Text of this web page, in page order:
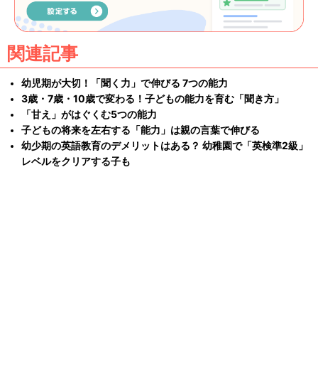
関連記事
幼児期が大切！「聞く力」で伸びる 7つの能力
3歳・7歳・10歳で変わる！子どもの能力を育む「聞き方」
「甘え」がはぐくむ5つの能力
子どもの将来を左右する「能力」は親の言葉で伸びる
幼少期の英語教育のデメリットはある？ 幼稚園で「英検準2級」
レベルをクリアする子も